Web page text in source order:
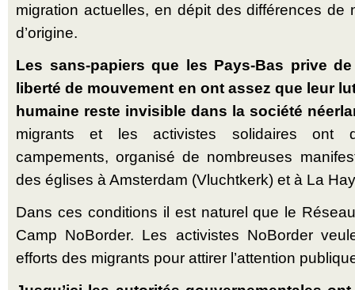
migration actuelles, en dépit des différences de
d’origine.
Les sans-papiers que les Pays-Bas prive
liberté de mouvement en ont assez que leur
humaine reste invisible dans la société
migrants et les activistes solidaires ont
campements, organisé de nombreuses
des églises à Amsterdam (Vluchtkerk) et à La
Dans ces conditions il est naturel que le
Camp NoBorder. Les activistes NoBorder
efforts des migrants pour attirer l’attention